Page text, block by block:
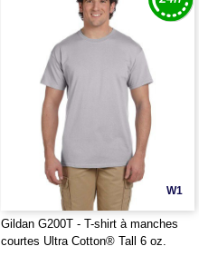
W1
Gildan G200T - T-shirt à manches
courtes Ultra Cotton® Tall 6 oz.